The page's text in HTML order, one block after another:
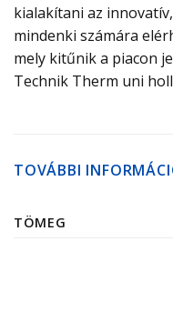
kialakítani az
mindenki számára
mely kitűnik a piacon
Technik Therm uni
TOVÁBBI
TÖMEG